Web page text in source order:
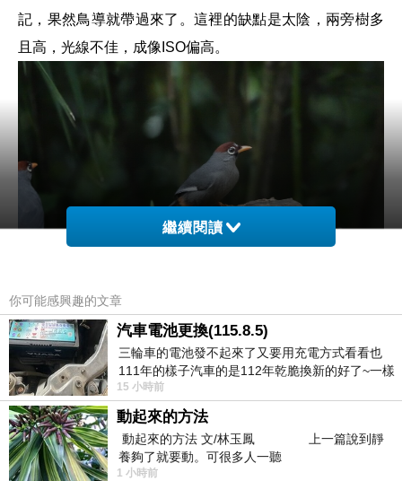
記，果然鳥導就帶過來了。這裡的缺點是太陰，兩旁樹多
且高，光線不佳，成像ISO偏高。
715-栗頭噪鶥 Chestnut-capped Laughingthrush 2023年馬來
西亞福隆港IUCN近危物種(NT)
栗頭噪鶥分布於馬來半島與蘇門答臘的森林環境中，活潑
好動較不懼人。原先在婆羅洲的亞種已獨立成新種栗冠噪
鶥(Chestnut-Hooded Laughingthrush, No. 149
)。熊爸
2013年去沙巴時還未獨立，但這次來西馬因為知道沙巴的
繼續閱讀
你可能感興趣的文章
汽車電池更換(115.8.5)
三輪車的電池發不起來了又要用充電方式看看也
111年的樣子汽車的是112年乾脆換新的好了~一樣
在阿炮電池買的漲了一百多塊吧
15 小時前
動起來的方法
動起來的方法 文/林玉鳳 上一篇說到靜
養夠了就要動。可很多人一聽
1 小時前